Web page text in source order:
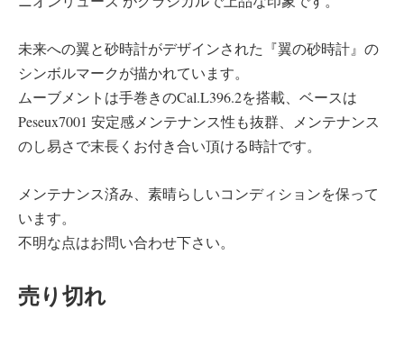
未来への翼と砂時計がデザインされた『翼の砂時計』の
シンボルマークが描かれています。
ムーブメントは手巻きのCal.L396.2を搭載、ベースは
Peseux7001 安定感メンテナンス性も抜群、メンテナンス
のし易さで末長くお付き合い頂ける時計です。
メンテナンス済み、素晴らしいコンディションを保って
います。
不明な点はお問い合わせ下さい。
売り切れ